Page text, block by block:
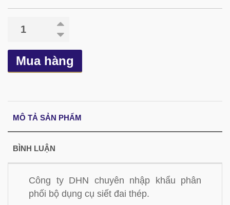
Mua hàng
MÔ TẢ SẢN PHẨM
BÌNH LUẬN
Công ty DHN chuyên nhập khẩu phân
phối bộ dụng cụ siết đai thép.